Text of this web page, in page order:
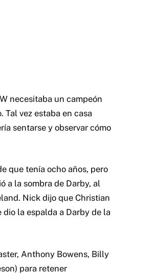
necesitaba un campeón
vez estaba en casa
sentarse y observar cómo
que tenía ocho años, pero
a la sombra de Darby, al
Nick dijo que Christian
la espalda a Darby de la
Anthony Bowens, Billy
para retener